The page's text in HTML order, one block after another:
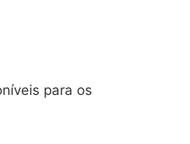
para os